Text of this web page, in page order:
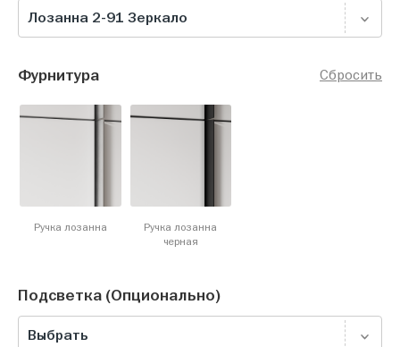
Лозанна 2-91 Зеркало
Сбросить
Фурнитура
Ручка лозанна
Ручка лозанна
черная
Подсветка (Опционально)
Выбрать